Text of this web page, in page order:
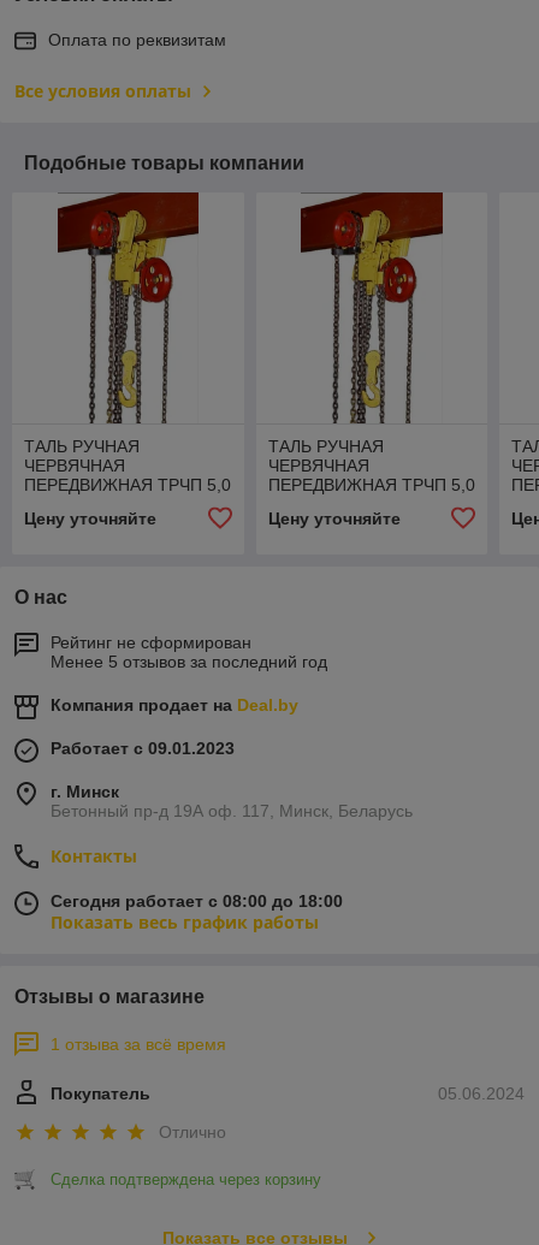
Оплата по реквизитам
Все условия оплаты
Подобные товары компании
ТАЛЬ РУЧНАЯ
ЧЕРВЯЧНАЯ
ПЕРЕДВИЖНАЯ ТРЧП 5,0
Цену уточняйте
ТАЛЬ РУЧНАЯ
ЧЕРВЯЧНАЯ
ПЕРЕДВИЖНАЯ ТРЧП 5,0
Цену уточняйте
О нас
Рейтинг не сформирован
Менее 5 отзывов за последний год
Компания продает на Deal.by
Работает с 09.01.2023
г. Минск
Бетонный пр-д 19А оф. 117, Минск, Беларусь
Контакты
Сегодня работает с 08:00 до 18:00
Показать весь график работы
Отзывы о магазине
1 отзыва за всё время
05.06.2024
Покупатель
Отлично
Сделка подтверждена через корзину
Показать все отзывы